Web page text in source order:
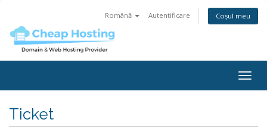
Română Autentificare Coșul meu
Ticket